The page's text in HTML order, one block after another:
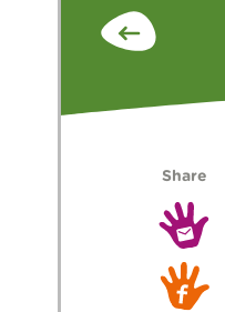
Share